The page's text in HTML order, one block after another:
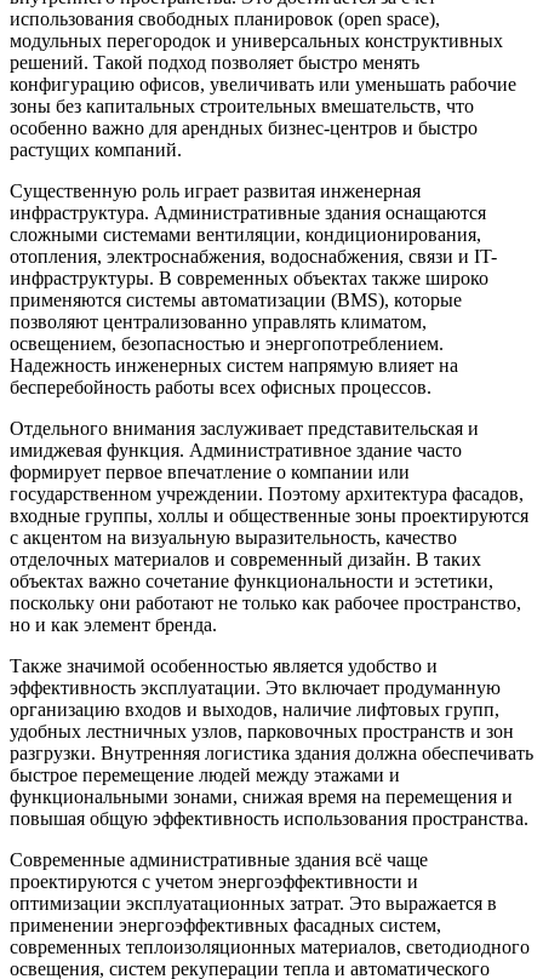
использования свободных планировок (open space),
модульных перегородок и универсальных конструктивных
решений. Такой подход позволяет быстро менять
конфигурацию офисов, увеличивать или уменьшать рабочие
зоны без капитальных строительных вмешательств, что
особенно важно для арендных бизнес-центров и быстро
растущих компаний.
Существенную роль играет развитая инженерная
инфраструктура. Административные здания оснащаются
сложными системами вентиляции, кондиционирования,
отопления, электроснабжения, водоснабжения, связи и IT-
инфраструктуры. В современных объектах также широко
применяются системы автоматизации (BMS), которые
позволяют централизованно управлять климатом,
освещением, безопасностью и энергопотреблением.
Надежность инженерных систем напрямую влияет на
бесперебойность работы всех офисных процессов.
Отдельного внимания заслуживает представительская и
имиджевая функция. Административное здание часто
формирует первое впечатление о компании или
государственном учреждении. Поэтому архитектура фасадов,
входные группы, холлы и общественные зоны проектируются
с акцентом на визуальную выразительность, качество
отделочных материалов и современный дизайн. В таких
объектах важно сочетание функциональности и эстетики,
поскольку они работают не только как рабочее пространство,
но и как элемент бренда.
Также значимой особенностью является удобство и
эффективность эксплуатации. Это включает продуманную
организацию входов и выходов, наличие лифтовых групп,
удобных лестничных узлов, парковочных пространств и зон
разгрузки. Внутренняя логистика здания должна обеспечивать
быстрое перемещение людей между этажами и
функциональными зонами, снижая время на перемещения и
повышая общую эффективность использования пространства.
Современные административные здания всё чаще
проектируются с учетом энергоэффективности и
оптимизации эксплуатационных затрат. Это выражается в
применении энергоэффективных фасадных систем,
современных теплоизоляционных материалов, светодиодного
освещения, систем рекуперации тепла и автоматического